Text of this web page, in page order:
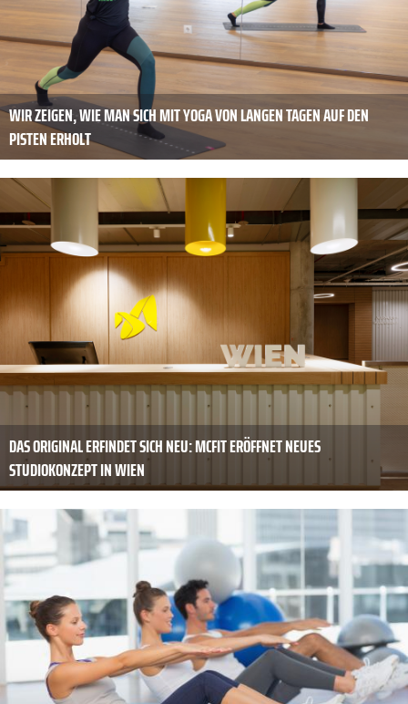
WIR ZEIGEN, WIE MAN SICH MIT YOGA VON LANGEN TAGEN AUF DEN
PISTEN ERHOLT
DAS ORIGINAL ERFINDET SICH NEU: MCFIT ERÖFFNET NEUES
STUDIOKONZEPT IN WIEN